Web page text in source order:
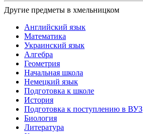
Другие предметы в хмельницком
Английский язык
Математика
Украинский язык
Алгебра
Геометрия
Начальная школа
Немецкий язык
Подготовка к школе
История
Подготовка к поступлению в ВУЗ
Биология
Литература